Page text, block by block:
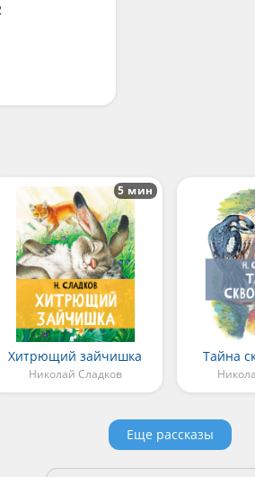
Хитрющий зайчишка
Николай Сладков
5 мин
Тайна
Еще рассказы